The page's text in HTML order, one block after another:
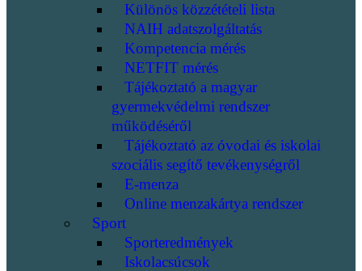
Különös közzétételi lista
NAIH adatszolgáltatás
Kompetencia mérés
NETFIT mérés
Tájékoztató a magyar
gyermekvédelmi rendszer
működéséről
Tájékoztató az óvodai és iskolai
szociális segítő tevékenységről
E-menza
Online menzakártya rendszer
Sport
Sporteredmények
Iskolacsúcsok